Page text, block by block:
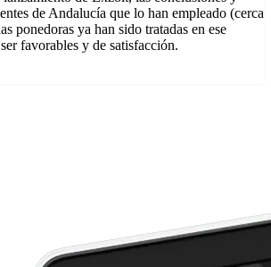
de Andalucía que lo han empleado (cerca
ponedoras ya han sido tratadas en ese
favorables y de satisfacción.